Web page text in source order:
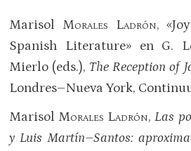
Marisol Morales Ladrón,
Spanish Literature» en G.
Mierlo (eds.), The Reception of
Londres–Nueva York,
Marisol Morales Ladrón,Las
y Luis Martín–Santos: